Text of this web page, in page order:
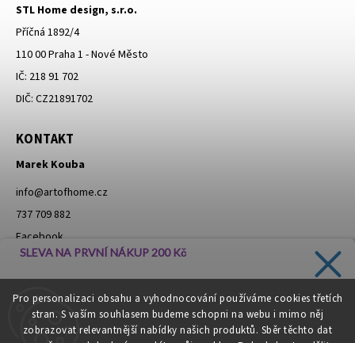
Pro personalizaci obsahu a vyhodnocování používáme cookies třetích
stran. S vaším souhlasem budeme schopni na webu i mimo něj
zobrazovat relevantnější nabídky našich produktů. Sběr těchto dat
STL Home design, s.r.o.
Příčná 1892/4
110 00 Praha 1 - Nové Město
IČ: 218 91 702
DIČ: CZ21891702
KONTAKT
Marek Kouba
info@artofhome.cz
737 709 882
Facebook
Instagram
Moje objednávka - odstoupení od smlouvy
SLEVA NA PRVNÍ NÁKUP 200 Kč
slevách přímo do vaší schránky!